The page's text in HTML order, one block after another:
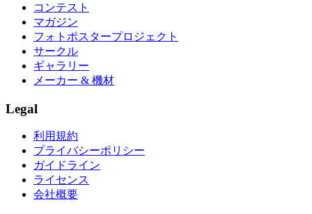
コンテスト
マガジン
フォトポスタープロジェクト
サークル
ギャラリー
メーカー & 機材
Legal
利用規約
プライバシーポリシー
ガイドライン
ライセンス
会社概要